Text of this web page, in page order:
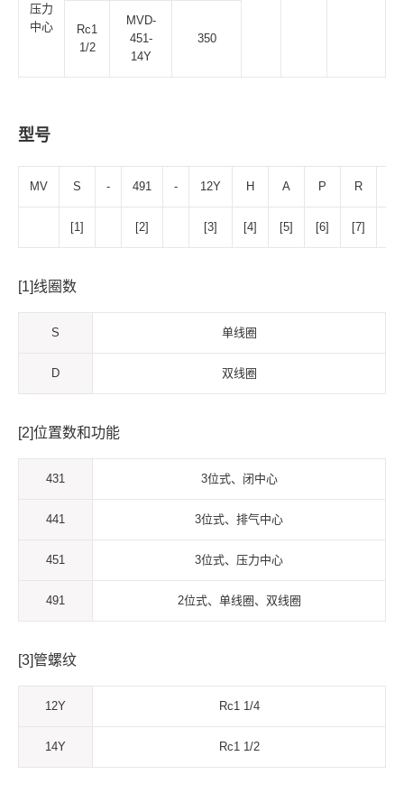
压力
中心
Rc1
1/2
MVD-
451-
14Y
350
型号
MV S - 491 - 12Y H A P R
[1] [2] [3] [4] [5] [6] [7]
[1]线圈数
S 单线圈
D 双线圈
[2]位置数和功能
431 3位式、闭中心
441 3位式、排气中心
451 3位式、压力中心
491 2位式、单线圈、双线圈
[3]管螺纹
12Y Rc1 1/4
14Y Rc1 1/2